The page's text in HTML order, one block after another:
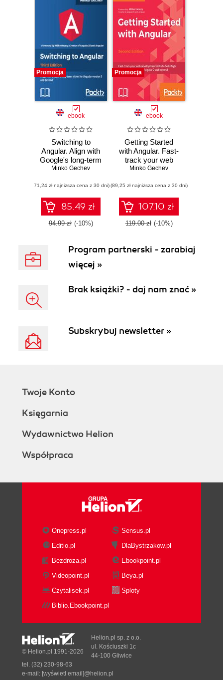
Promocja
ebook
Switching to
Angular. Align with
Google's long-term
vision for Angular
beyond - Third
Edition
Minko Gechev
(71,24 zł najniższa cena z 30 dni)
85.49 zł
94.99 zł (-10%)
Promocja
ebook
Getting Started
with Angular. Fast-
track your web
development skills
performance SPA
with Angular 2 and
beyond - Second
Edition
Minko Gechev
(89,25 zł najniższa cena z 30 dni)
107.10 zł
119.00 zł (-10%)
Program partnerski - zarabiaj
więcej »
Brak książki? - daj nam znać »
Subskrybuj newsletter »
Twoje Konto
Księgarnia
Wydawnictwo Helion
Współpraca
Onepress.pl
Sensus.pl
Editio.pl
DlaBystrzakow.pl
Bezdroza.pl
Ebookpoint.pl
Videopoint.pl
Beya.pl
Czytalisek.pl
Sploty
Biblio.Ebookpoint.pl
© Helion.pl 1991-2026
Helion.pl sp. z o.o.
ul. Kościuszki 1c
44-100 Gliwice
tel. (32) 230-98-63
e-mail: [wyświetl email]@helion.pl